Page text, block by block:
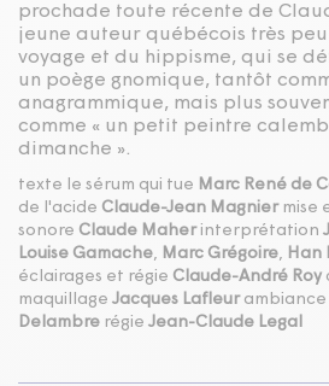
prochade toute récente de
jeune auteur québécois très
voyage et du hippisme, qui se
un poège gnomique, tantôt
anagrammique, mais plus
comme « un petit peintre
dimanche ».
texte le sérum qui tue Marc René de
de l'acide Claude-Jean Magnier mise
sonore Claude Maher interprétation
Louise Gamache, Marc Grégoire, Han
éclairages et régie Claude-André Roy
maquillage Jacques Lafleur ambiance
Delambre régie Jean-Claude Legal